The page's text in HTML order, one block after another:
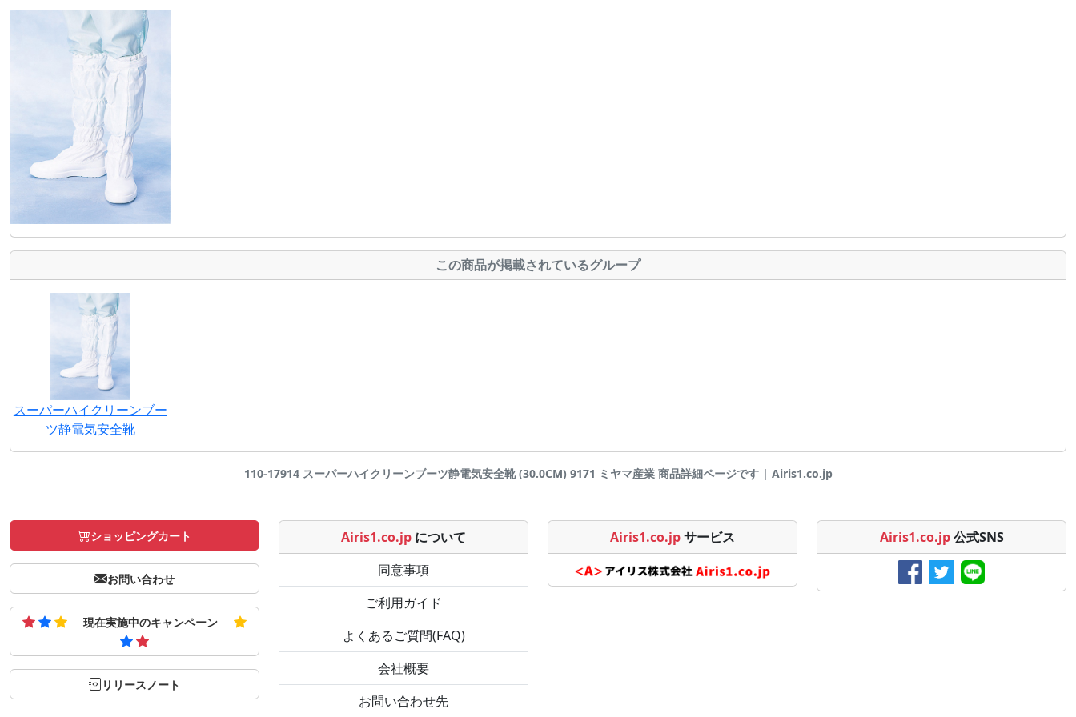
この商品が掲載されているグループ
スーパーハイクリーンブー
ツ静電気安全靴
110-17914 スーパーハイクリーンブーツ静電気安全靴 (30.0CM) 9171 ミヤマ産業 商品詳細ページです | Airis1.co.jp
ショッピングカート
お問い合わせ
現在実施中のキャンペーン
リリースノート
Airis1.co.jp について
同意事項
ご利用ガイド
よくあるご質問(FAQ)
会社概要
お問い合わせ先
Airis1.co.jpサービス Airis1.co.jp 公式SNS